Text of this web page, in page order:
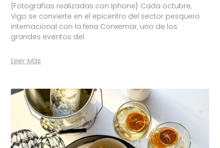
{Fotografías realizadas con Iphone} Cada octubre,
Vigo se convierte en el epicentro del sector pesquero
internacional con la feria Conxemar, uno de los
grandes eventos del
Leer Más